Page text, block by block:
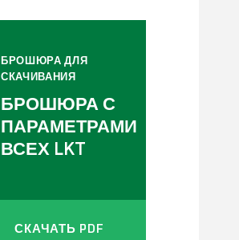
БРОШЮРА ДЛЯ
СКАЧИВАНИЯ
БРОШЮРА С
ПАРАМЕТРАМИ
ВСЕХ LKT
СКАЧАТЬ PDF